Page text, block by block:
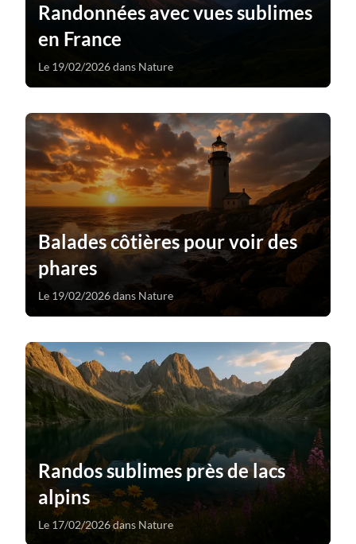
Randonnées avec vues sublimes
en France
Le 19/02/2026 dans Nature
Balades côtières pour voir des
phares
Le 19/02/2026 dans Nature
Randos sublimes près de lacs
alpins
Le 17/02/2026 dans Nature